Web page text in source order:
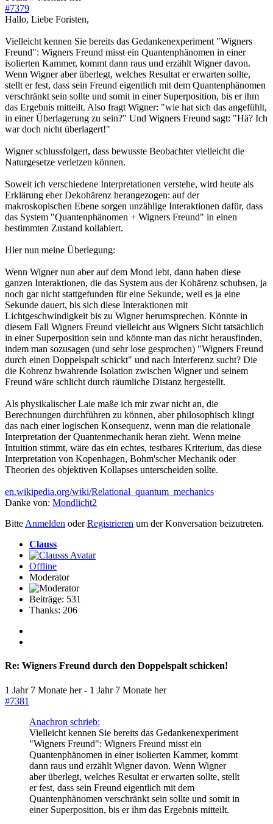
#7379
Hallo, Liebe Foristen,
Vielleicht kennen Sie bereits das Gedankenexperiment "Wigners
Freund": Wigners Freund misst ein Quantenphänomen in einer
isolierten Kammer, kommt dann raus und erzählt Wigner davon.
Wenn Wigner aber überlegt, welches Resultat er erwarten sollte,
stellt er fest, dass sein Freund eigentlich mit dem Quantenphänomen
verschränkt sein sollte und somit in einer Superposition, bis er ihm
das Ergebnis mitteilt. Also fragt Wigner: "wie hat sich das angefühlt,
in einer Überlagerung zu sein?" Und Wigners Freund sagt: "Hä? Ich
war doch nicht überlagert!"
Wigner schlussfolgert, dass bewusste Beobachter vielleicht die
Naturgesetze verletzen können.
Soweit ich verschiedene Interpretationen verstehe, wird heute als
Erklärung eher Dekohärenz herangezogen: auf der
makroskopischen Ebene sorgen unzählige Interaktionen dafür, dass
das System "Quantenphänomen + Wigners Freund" in einen
bestimmten Zustand kollabiert.
Hier nun meine Überlegung:
Wenn Wigner nun aber auf dem Mond lebt, dann haben diese
ganzen Interaktionen, die das System aus der Kohärenz schubsen, ja
noch gar nicht stattgefunden für eine Sekunde, weil es ja eine
Sekunde dauert, bis sich diese Interaktionen mit
Lichtgeschwindigkeit bis zu Wigner herumsprechen. Könnte in
diesem Fall Wigners Freund vielleicht aus Wigners Sicht tatsächlich
in einer Superposition sein und könnte man das nicht herausfinden,
indem man sozusagen (und sehr lose gesprochen) "Wigners Freund
durch einen Doppelspalt schickt" und nach Interferenz sucht? Die
die Kohrenz bwahrende Isolation zwischen Wigner und seinem
Freund wäre schlicht durch räumliche Distanz hergestellt.
Als physikalischer Laie maße ich mir zwar nicht an, die
Berechnungen durchführen zu können, aber philosophisch klingt
das nach einer logischen Konsequenz, wenn man die relationale
Interpretation der Quantenmechanik heran zieht. Wenn meine
Intuition stimmt, wäre das ein echtes, testbares Kriterium, das diese
Interpretation von Kopenhagen, Bohm'scher Mechanik oder
Theorien des objektiven Kollapses unterscheiden sollte.
en.wikipedia.org/wiki/Relational_quantum_mechanics
Danke von: Mondlicht2
Bitte Anmelden oderRegistrieren um der Konversation beizutreten.
Clauss
Offline
Moderator
Beiträge: 531
Thanks: 206
Re: Wigners Freund durch den Doppelspalt schicken!
1 Jahr 7 Monate her- 1 Jahr 7 Monate her
#7381
Anachron schrieb:
Vielleicht kennen Sie bereits das Gedankenexperiment
"Wigners Freund": Wigners Freund misst ein
Quantenphänomen in einer isolierten Kammer, kommt
dann raus und erzählt Wigner davon. Wenn Wigner
aber überlegt, welches Resultat er erwarten sollte, stellt
er fest, dass sein Freund eigentlich mit dem
Quantenphänomen verschränkt sein sollte und somit in
einer Superposition, bis er ihm das Ergebnis mitteilt.